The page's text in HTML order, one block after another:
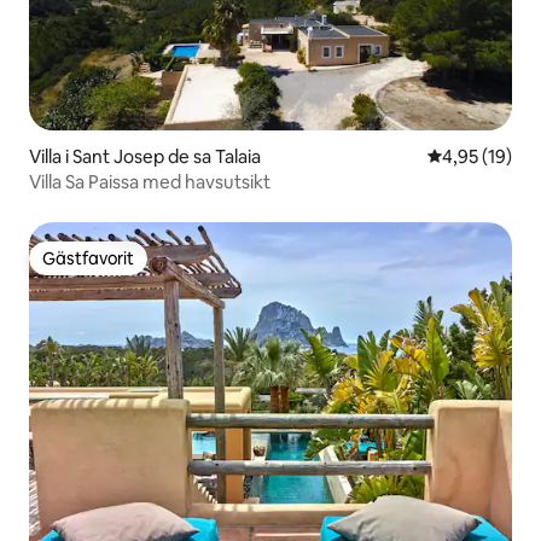
Villa i Sant Josep de sa Talaia 4,95 av 5 i
4,95 (19)
Villa Sa Paissa med havsutsikt
Gästfavorit
Gästfavorit